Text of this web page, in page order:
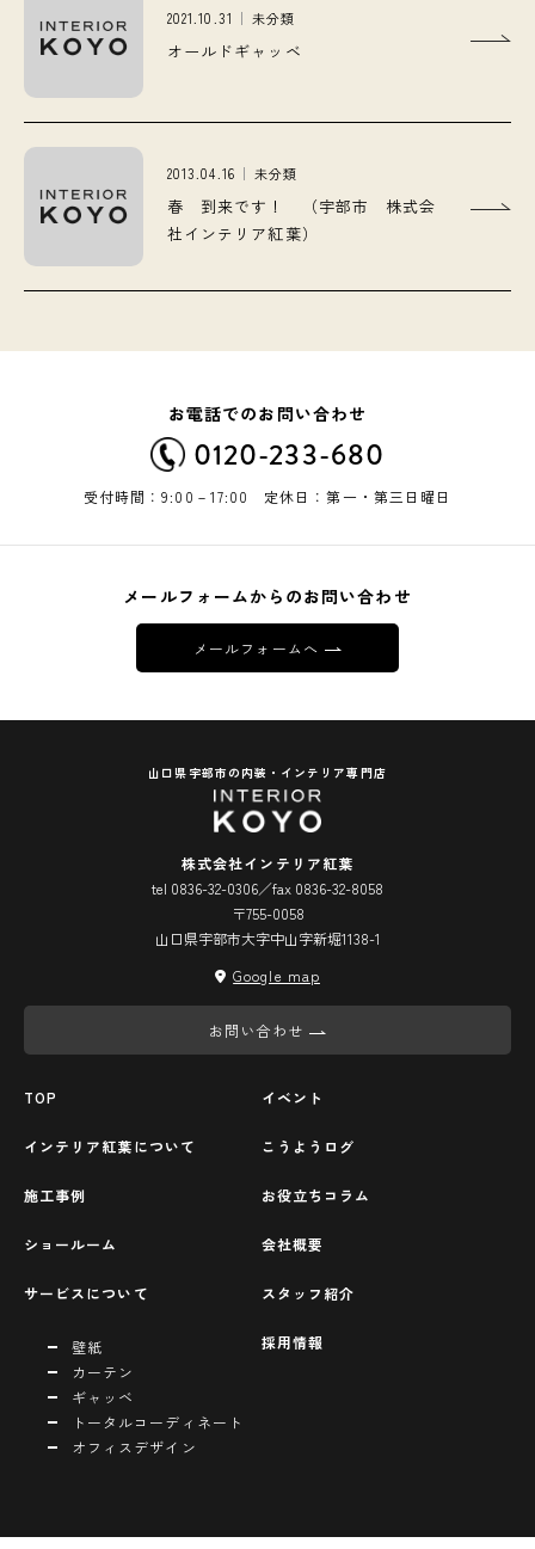
2021.10.31 未分類
オールドギャッベ
2013.04.16 未分類
春 到来です！ （宇部市 株式会
社インテリア紅葉）
お電話でのお問い合わせ
0120-233-680
受付時間：9:00－17:00 定休日：第一・第三日曜日
メールフォームからのお問い合わせ
メールフォームへ
山口県宇部市の内装・インテリア専門店
株式会社インテリア紅葉
tel 0836-32-0306／fax 0836-32-8058
〒755-0058
山口県宇部市大字中山字新堀1138-1
Google map
お問い合わせ
TOP
インテリア紅葉について
施工事例
ショールーム
サービスについて
壁紙
カーテン
ギャッベ
トータルコーディネート
オフィスデザイン
イベント
こうようログ
お役立ちコラム
会社概要
スタッフ紹介
採用情報